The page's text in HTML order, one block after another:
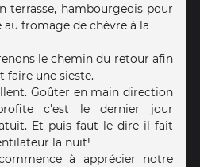
terrasse, hambourgeois pour
au fromage de chèvre à la
le chemin du retour afin
faire une sieste.
Goûter en main direction
c'est le dernier jour
Et puis faut le dire il fait
la nuit!
à apprécier notre